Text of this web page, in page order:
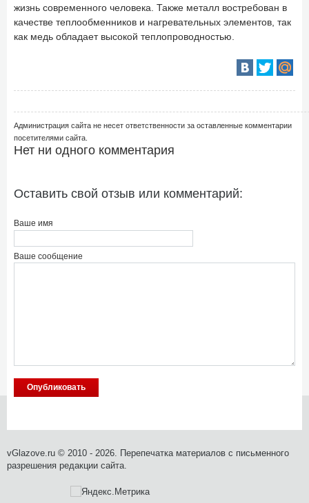
жизнь современного человека. Также металл востребован в
качестве теплообменников и нагревательных элементов, так
как медь обладает высокой теплопроводностью.
Администрация сайта не несет ответственности за оставленные комментарии
посетителями сайта.
Нет ни одного комментария
Оставить свой отзыв или комментарий:
Ваше имя
Ваше сообщение
vGlazove.ru © 2010 - 2026. Перепечатка материалов с письменного
разрешения редакции сайта.